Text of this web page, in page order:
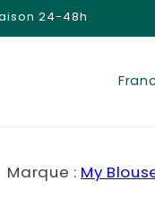
24-48h
P
s
/
Marque : My